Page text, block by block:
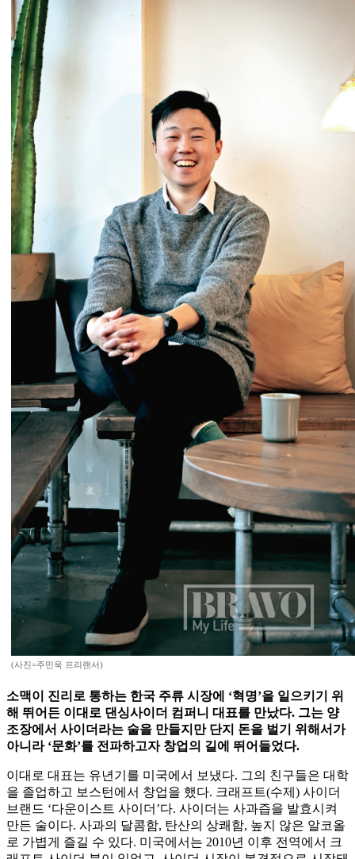
(사진=주민욱 프리랜서)
소맥이 진리로 통하는 한국 주류 시장에 ‘혁명’을 일으키기 위
해 뛰어든 이대로 댄싱사이더 컴퍼니 대표를 만났다. 그는 양
조장에서 사이더라는 술을 만들지만 단지 돈을 벌기 위해서가
아니라 ‘문화’를 전파하고자 창업의 길에 뛰어들었다.
이대로 대표는 유년기를 미국에서 보냈다. 그의 친구들은 대학
을 졸업하고 보스턴에서 창업을 했다. 크래프트(수제) 사이더
브랜드 ‘다운이스트 사이더’다. 사이더는 사과즙을 발효시켜
만든 술이다. 사과의 달콤함, 탄산의 상쾌함, 높지 않은 알코올
로 가볍게 즐길 수 있다. 미국에서는 2010년 이후 전역에서 크